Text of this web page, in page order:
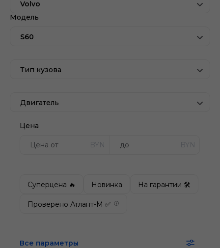
Volvo
Модель
S60
Тип кузова
Двигатель
Цена
BYN BYN
Суперцена 🔥 Новинка На гарантии 🛠
Проверено Атлант-М ✅
Все параметры